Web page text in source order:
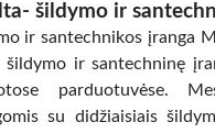
šildymo ir
ir santechnikos įranga
ir santechninę
parduotuvėse.
su didžiaisiais